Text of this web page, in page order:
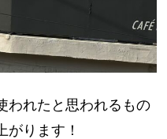
われたと思われるもの
がります！